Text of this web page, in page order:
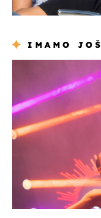
IMAMO JOŠ